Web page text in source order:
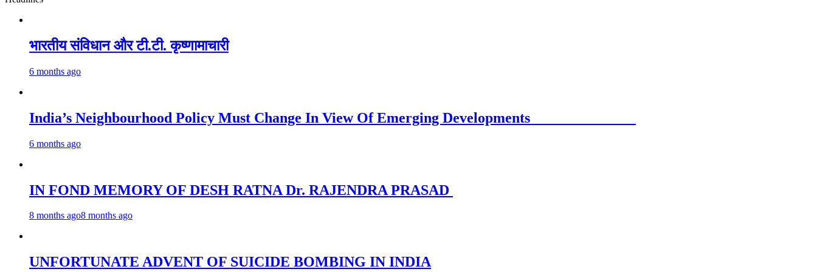
भारतीय संविधान और टी.टी. कृष्णामाचारी
6 months ago
India’s Neighbourhood Policy Must Change In View Of Emerging Developments
6 months ago
IN FOND MEMORY OF DESH RATNA Dr. RAJENDRA PRASAD
8 months ago8 months ago
UNFORTUNATE ADVENT OF SUICIDE BOMBING IN INDIA